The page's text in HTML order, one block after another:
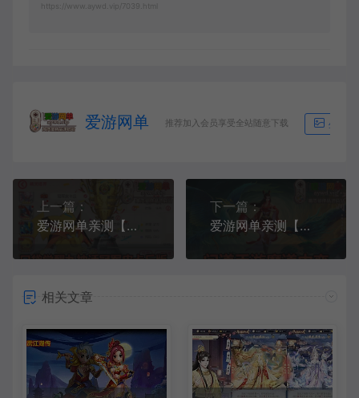
https://www.aywd.vip/7039.html
爱游网单 推荐加入会员享受全站随意下载 生成海
上一篇：
爱游网单亲测【口袋觉醒】九神单机冠军皮卡丘GM物品充值后台平台币内购虚拟机一键端视频教学
下一篇：
爱游网单亲测【问道魔道】单机中变版魔道异火经脉五脉九黎万妖窟百鬼活动修复视频安装教学GM物品后台虚拟机一键
相关文章